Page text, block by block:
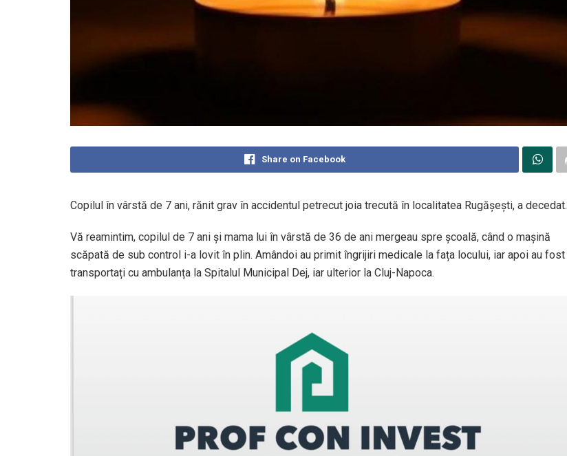
Share on Facebook
Copilul în vârstă de 7 ani, rănit grav în accidentul petrecut joia trecută în localitatea Rugășești, a decedat.
Vă reamintim, copilul de 7 ani și mama lui în vârstă de 36 de ani mergeau spre școală, când o mașină
scăpată de sub control i-a lovit în plin. Amândoi au primit îngrijiri medicale la fața locului, iar apoi au fost
transportați cu ambulanța la Spitalul Municipal Dej, iar ulterior la Cluj-Napoca.